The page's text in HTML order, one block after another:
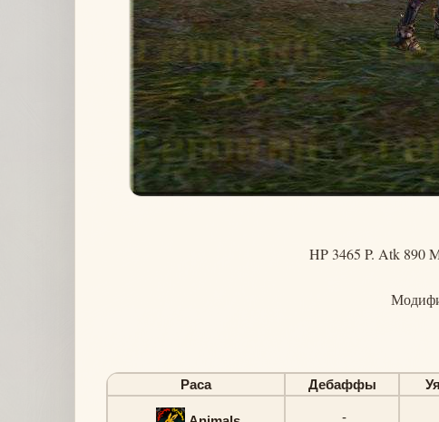
HP 3465 P. Atk 890
Раса Дебаффы
-